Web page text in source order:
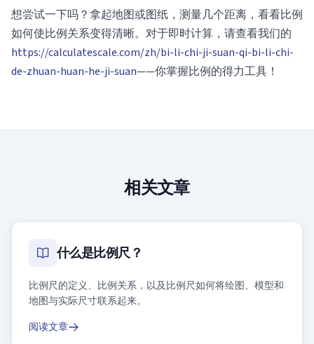
想尝试一下吗？拿起地图或图纸，测量几个距离，看看比例
如何使比例关系变得清晰。对于即时计算，请查看我们的
https://calculatescale.com/zh/bi-li-chi-ji-suan-qi-bi-li-chi-
de-zhuan-huan-he-ji-suan——你掌握比例的得力工具！
相关文章
什么是比例尺？
比例尺的定义、比例关系，以及比例尺如何将绘图、模型和
地图与实际尺寸联系起来。
阅读文章